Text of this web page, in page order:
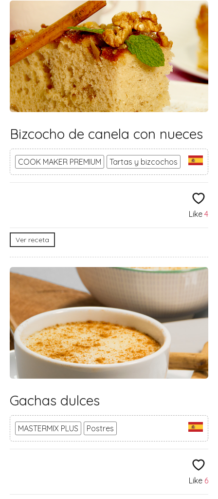
Bizcocho de canela con nueces
COOK MAKER PREMIUM Tartas y bizcochos
Like 4
Ver receta
Gachas dulces
MASTERMIX PLUS Postres
Like 6